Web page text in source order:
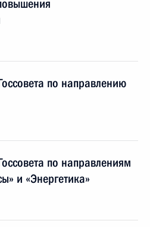
по направлению
по направлениям
и «Энергетика»